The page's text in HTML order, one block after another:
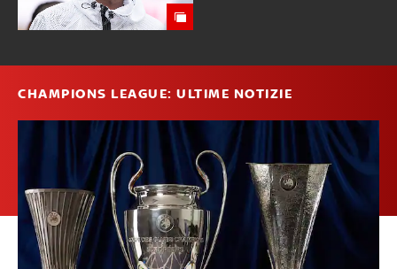
CHAMPIONS LEAGUE: ULTIME NOTIZIE